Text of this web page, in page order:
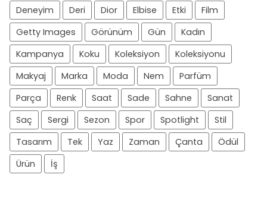
Deneyim
Deri Dior Elbise Etki
Film
Getty Images
Görünüm Gün
Kadın
Kampanya
Koku Koleksiyon
Koleksiyonu
Makyaj
Marka Moda Nem
Parfüm
Parça
Renk Saat Sade Sahne
Sanat
Saç
Sergi Sezon Spor Spotlight
Stil
Tasarım
Tek Yaz Zaman Çanta
Ödül
Ürün
İş